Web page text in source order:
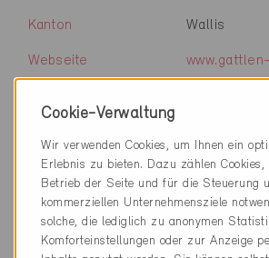
Kanton Wallis
Webseite
PLZ 6438
Ort Ibach
Kanton Schwyz
Cookie-Verwaltung
Wir verwenden Cookies, um Ihnen ein
Erlebnis zu bieten. Dazu zählen
Betrieb der Seite und für die Steuerung
kommerziellen Unternehmensziele
solche, die lediglich zu anonymen
Komforteinstellungen oder zur Anzeige